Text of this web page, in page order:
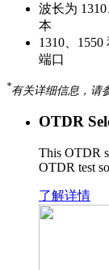
波长为
本
1310、
端口
*有关详细信息，请
OTDR
This OTDR
OTDR test
了解详情